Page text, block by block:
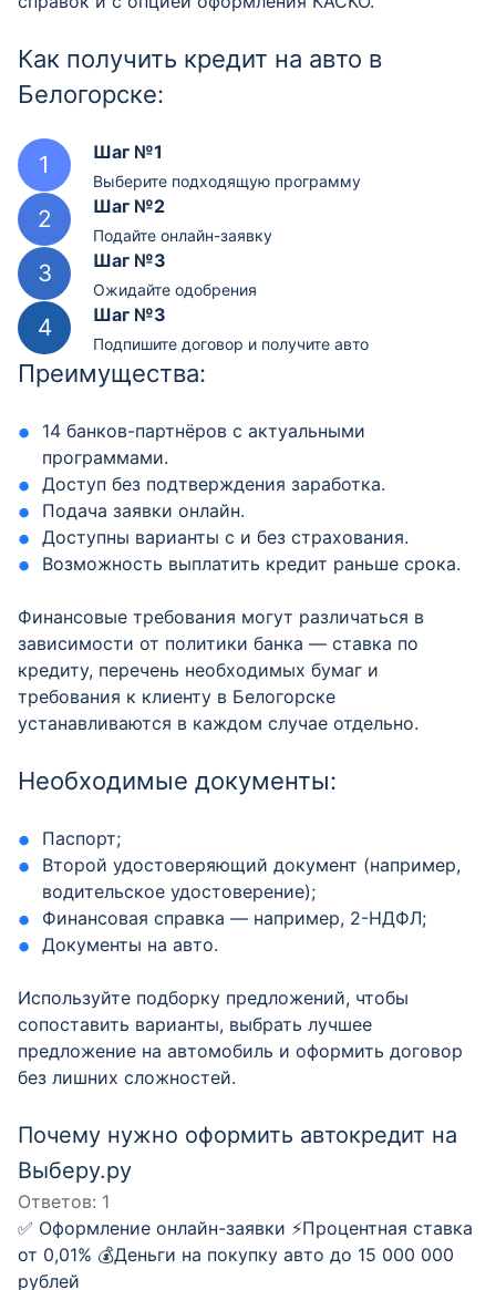
Как получить кредит на авто в
Белогорске:
Шаг №1
Выберите подходящую программу
Шаг №2
Подайте онлайн-заявку
Шаг №3
Ожидайте одобрения
Шаг №3
Подпишите договор и получите авто
Преимущества:
14 банков-партнёров с актуальными
программами.
Доступ без подтверждения заработка.
Подача заявки онлайн.
Доступны варианты с и без страхования.
Возможность выплатить кредит раньше срока.
Финансовые требования могут различаться в
зависимости от политики банка — ставка по
кредиту, перечень необходимых бумаг и
требования к клиенту в Белогорске
устанавливаются в каждом случае отдельно.
Необходимые документы:
Паспорт;
Второй удостоверяющий документ (например,
водительское удостоверение);
Финансовая справка — например, 2-НДФЛ;
Документы на авто.
Используйте подборку предложений, чтобы
сопоставить варианты, выбрать лучшее
предложение на автомобиль и оформить договор
без лишних сложностей.
Почему нужно оформить автокредит на
Выберу.ру
Ответов: 1
✅ Оформление онлайн-заявки ⚡️Процентная ставка
от 0,01% 💰Деньги на покупку авто до 15 000 000
рублей